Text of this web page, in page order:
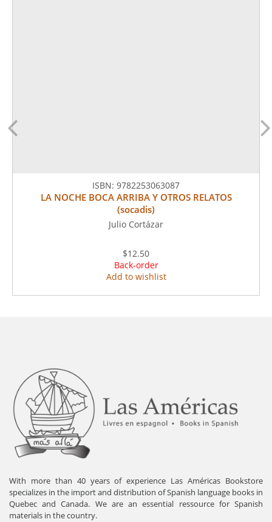
ISBN: 9782253063087
LA NOCHE BOCA ARRIBA Y OTROS RELATOS
(socadis)
Julio Cortázar
$12.50
Back-order
Add to wishlist
With more than 40 years of experience Las Américas Bookstore
specializes in the import and distribution of Spanish language books in
Quebec and Canada. We are an essential ressource for Spanish
materials in the country.